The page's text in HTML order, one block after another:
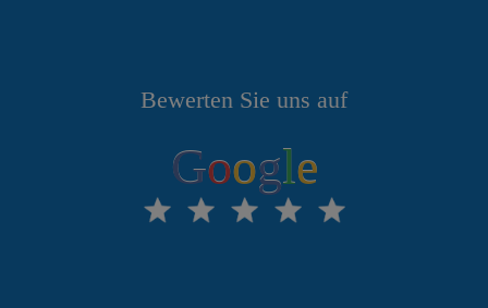
Bewerten Sie uns auf
Google